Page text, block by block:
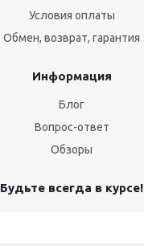
Условия оплаты
Обмен, возврат, гарантия
Информация
Блог
Вопрос-ответ
Обзоры
Будьте всегда в курсе!